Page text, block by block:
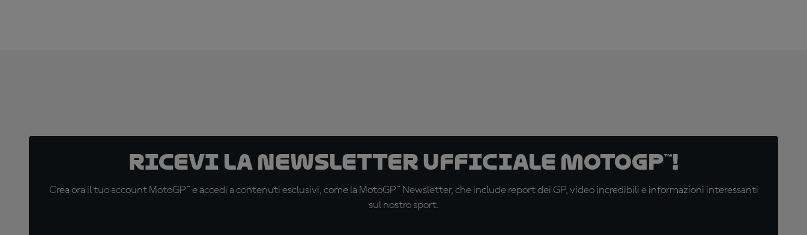
Ricevi la newsletter ufficiale MotoGP™!
Crea ora il tuo account MotoGP™ e accedi a contenuti esclusivi, come la MotoGP™ Newsletter, che include report dei GP, video incredibili e informazioni interessanti
sul nostro sport.